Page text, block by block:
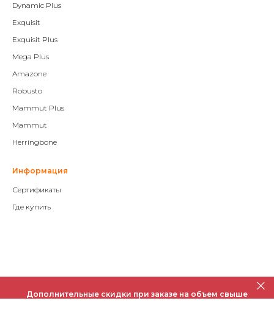
Dynamic Plus
Exquisit
Exquisit Plus
Mega Plus
Amazone
Robusto
Mammut Plus
Mammut
Herringbone
Информация
Сертификаты
Где купить
Дополнительные скидки при заказе на объем свыше